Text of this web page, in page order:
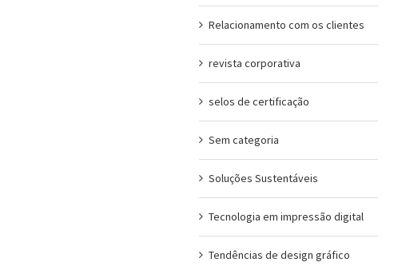
Relacionamento com os clientes
revista corporativa
selos de certificação
Sem categoria
Soluções Sustentáveis
Tecnologia em impressão digital
Tendências de design gráfico